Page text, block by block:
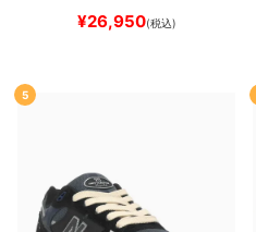
¥26,950(税込)
5